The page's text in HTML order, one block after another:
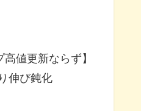
値更新ならず】
伸び鈍化